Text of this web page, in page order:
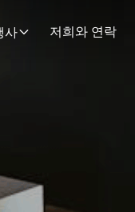
사 저희와 연락